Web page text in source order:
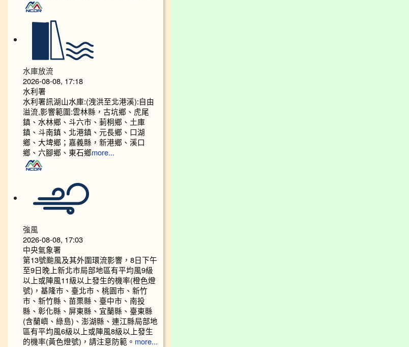
水庫放流
2026-08-08, 17:18
水利署
水利署訊湖山水庫:(洩洪至北港溪):自由
溢流,影響範圍:雲林縣，古坑鄉、虎尾
鎮、水林鄉、斗六市、莿桐鄉、土庫
鎮、斗南鎮、北港鎮、元長鄉、口湖
鄉、大埤鄉；嘉義縣，新港鄉、溪口
鄉、六腳鄉、東石鄉more...
強風
2026-08-08, 17:03
中央氣象署
第13號颱風及其外圍環流影響，8日下午
至9日晚上新北市局部地區有平均風9級
以上或陣風11級以上發生的機率(橙色燈
號)，基隆市、臺北市、桃園市、新竹
市、新竹縣、苗栗縣、臺中市、南投
縣、彰化縣、屏東縣、宜蘭縣、臺東縣
(含蘭嶼、綠島)、澎湖縣、連江縣局部地
區有平均風6級以上或陣風8級以上發生
的機率(黃色燈號)，請注意防範。 more...